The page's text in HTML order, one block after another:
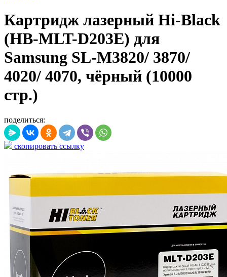
Картридж лазерный Hi-Black
(HB-MLT-D203E) для
Samsung SL-M3820/ 3870/
4020/ 4070, чёрный (10000
стр.)
поделиться:
скопировать ссылку